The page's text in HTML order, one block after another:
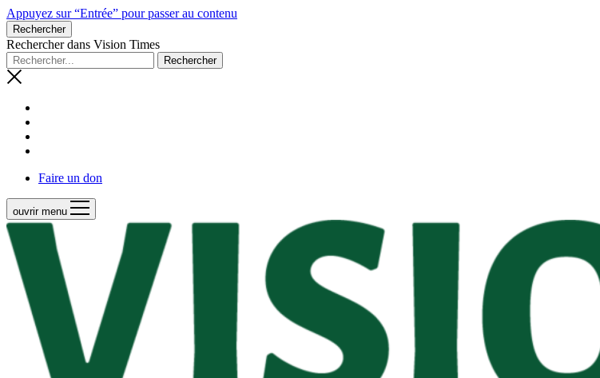
Appuyez sur “Entrée” pour passer au contenu
Rechercher
Rechercher dans Vision Times
Faire un don
ouvrir menu